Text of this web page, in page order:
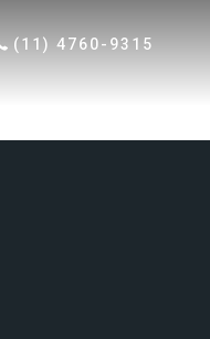
(11) 4760-9315